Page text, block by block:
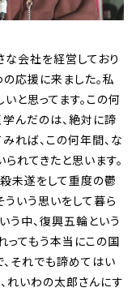
な会社を経営しており
応援に来ました。私
と思ってます。この何
んだのは、絶対に諦
れば、この何年間、な
れてきたと思います。
未遂をして重度の鬱
ういう思いをして暮ら
う中、復興五輪という
ってもう本当にこの国
、それでも諦めてはい
れいわの太郎さんにす